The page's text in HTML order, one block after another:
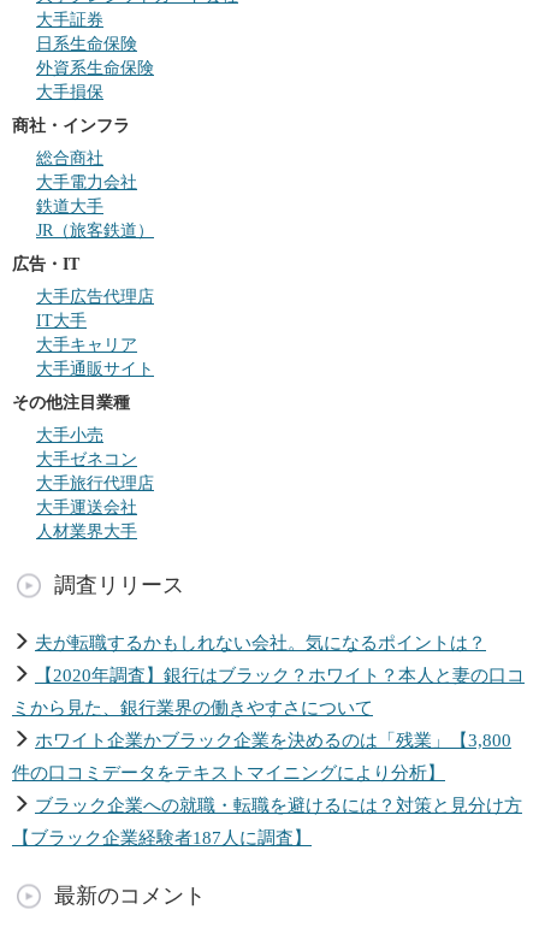
大手証券
日系生命保険
外資系生命保険
大手損保
商社・インフラ
総合商社
大手電力会社
鉄道大手
JR（旅客鉄道）
広告・IT
大手広告代理店
IT大手
大手キャリア
大手通販サイト
その他注目業種
大手小売
大手ゼネコン
大手旅行代理店
大手運送会社
人材業界大手
調査リリース
夫が転職するかもしれない会社。気になるポイントは？
【2020年調査】銀行はブラック？ホワイト？本人と妻の口コ
ミから見た、銀行業界の働きやすさについて
ホワイト企業かブラック企業を決めるのは「残業」【3,800
件の口コミデータをテキストマイニングにより分析】
ブラック企業への就職・転職を避けるには？対策と見分け方
【ブラック企業経験者187人に調査】
最新のコメント